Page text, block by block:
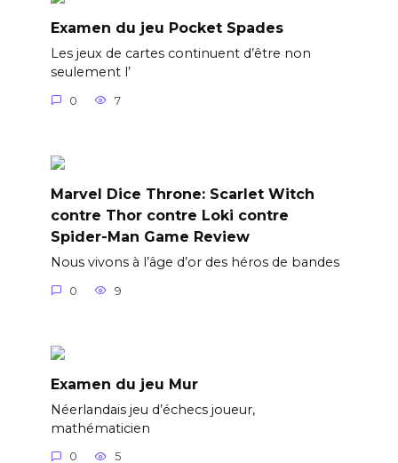
Examen du jeu Pocket Spades
Les jeux de cartes continuent d’être non
seulement l’
0 7
Marvel Dice Throne: Scarlet Witch
contre Thor contre Loki contre
Spider-Man Game Review
Nous vivons à l’âge d’or des héros de bandes
0 9
Examen du jeu Mur
Néerlandais jeu d’échecs joueur,
mathématicien
0 5